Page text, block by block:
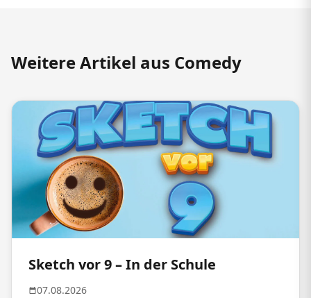
Weitere Artikel aus Comedy
Sketch vor 9 – In der Schule
07.08.2026